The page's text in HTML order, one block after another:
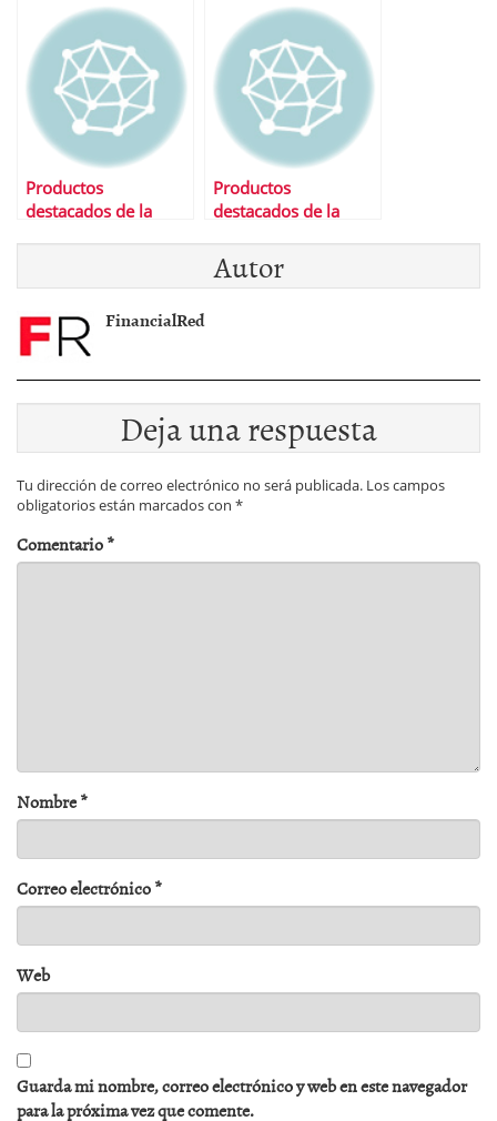
Productos
destacados de la
Productos
destacados de la
Autor
FinancialRed
Deja una respuesta
Tu dirección de correo electrónico no será publicada. Los campos
obligatorios están marcados con *
Comentario*
Nombre*
Correo electrónico*
Web
Guarda mi nombre, correo electrónico y web en este navegador
para la próxima vez que comente.